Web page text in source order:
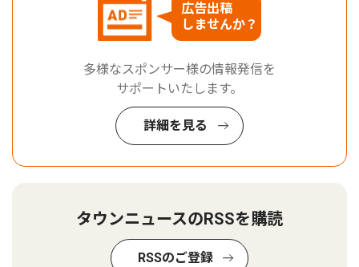
広告出稿
しませんか？
多様なスポンサー様の情報発信を
サポートいたします。
詳細を見る
タウンニュースのRSSを購読
RSSのご登録